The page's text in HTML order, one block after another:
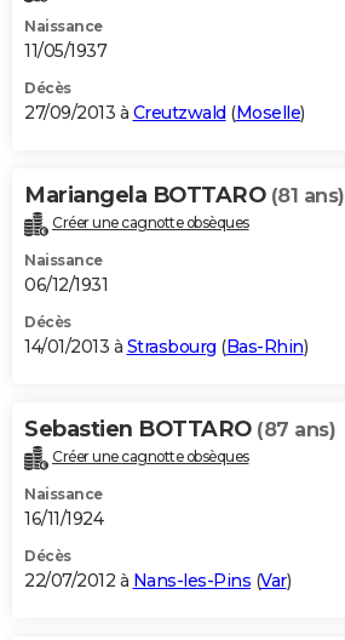
Naissance
11/05/1937
Décès
27/09/2013 à Creutzwald (Moselle)
Mariangela BOTTARO (81 ans)
Créer une cagnotte obsèques
Naissance
06/12/1931
Décès
14/01/2013 à Strasbourg (Bas-Rhin)
Sebastien BOTTARO (87 ans)
Créer une cagnotte obsèques
Naissance
16/11/1924
Décès
22/07/2012 à Nans-les-Pins (Var)